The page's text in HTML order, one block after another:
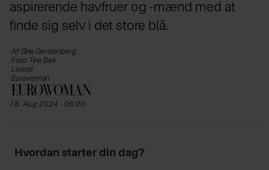
aspirerende havfruer og -mænd med at
finde sig selv i det store blå.
Af: Sine Gerstenberg
Foto: Tine Bek
Livsstil
Eurowoman
18. Aug 2024 - 06:00
Hvordan starter din dag?